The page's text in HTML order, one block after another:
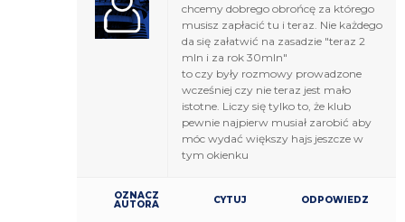
chcemy dobrego obrońcę za którego
musisz zapłacić tu i teraz. Nie każdego
da się załatwić na zasadzie "teraz 2
mln i za rok 30mln"
to czy były rozmowy prowadzone
wcześniej czy nie teraz jest mało
istotne. Liczy się tylko to, że klub
pewnie najpierw musiał zarobić aby
móc wydać większy hajs jeszcze w
tym okienku
OZNACZ
AUTORA CYTUJ ODPOWIEDZ